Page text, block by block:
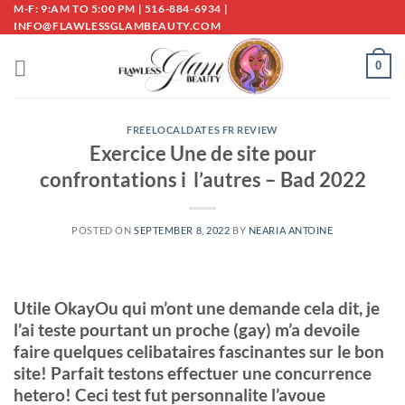
Skip
to
M-F: 9:AM TO 5:00 PM | 516-884-6934 |
INFO@FLAWLESSGLAMBEAUTY.COM
0
FREELOCALDATES FR REVIEW
Exercice Une de site pour
confrontations i l’autres – Bad 2022
POSTED ON SEPTEMBER 8, 2022 BY NEARIA ANTOINE
Utile OkayOu qui m’ont une demande cela dit, je
l’ai teste pourtant un proche (gay) m’a devoile
faire quelques celibataires fascinantes sur le bon
site! Parfait testons effectuer une concurrence
hetero! Ceci test fut personnalite l’avoue